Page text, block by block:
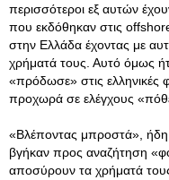
περισσότεροι εξ αυτών
που εκδόθηκαν στις
στην Ελλάδα έχοντας με
χρήματά τους. Αυτό όμως
«πρόδωσε» στις ελληνικές
προχωρά σε ελέγχους
«Βλέποντας μπροστά», ήδη
βγήκαν προς αναζήτηση
αποσύρουν τα χρήματά